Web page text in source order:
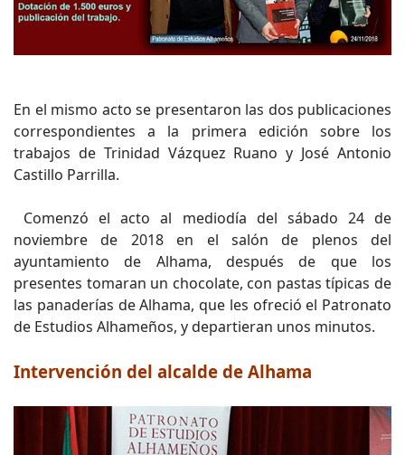
En el mismo acto se presentaron las dos publicaciones
correspondientes a la primera edición sobre los
trabajos de Trinidad Vázquez Ruano y José Antonio
Castillo Parrilla.
Comenzó el acto al mediodía del sábado 24 de
noviembre de 2018 en el salón de plenos del
ayuntamiento de Alhama, después de que los
presentes tomaran un chocolate, con pastas típicas de
las panaderías de Alhama, que les ofreció el Patronato
de Estudios Alhameños, y departieran unos minutos.
Intervención del alcalde de Alhama